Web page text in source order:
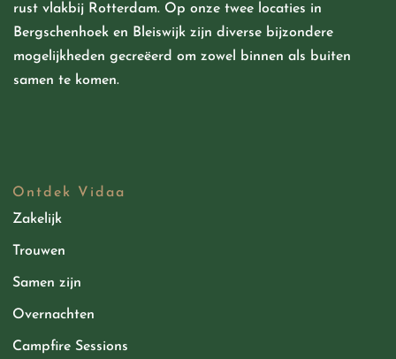
rust vlakbij Rotterdam. Op onze twee locaties in
Bergschenhoek en Bleiswijk zijn diverse bijzondere
mogelijkhedengecreëerd om zowel binnen als buiten
samen te komen.
Ontdek Vidaa
Zakelijk
Trouwen
Samen zijn
Overnachten
Campfire Sessions